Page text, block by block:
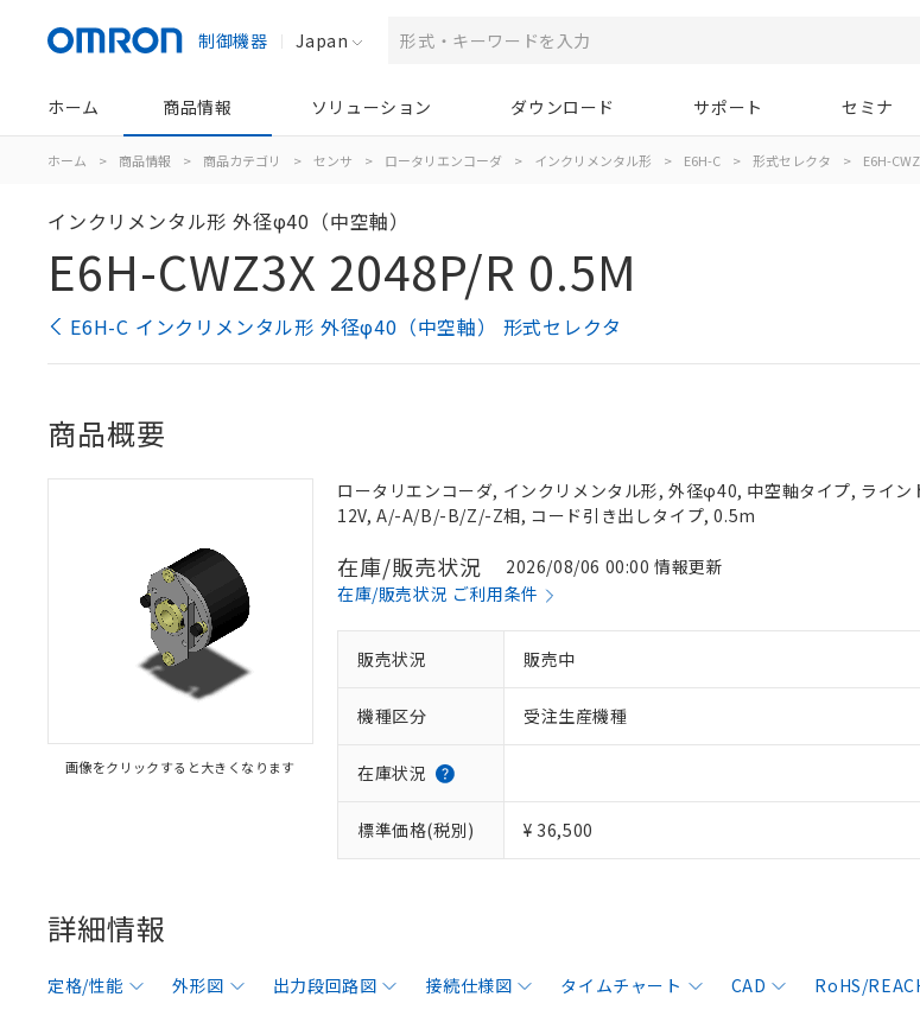
制御機器 Japan
ホーム 商品情報 ソリューション ダウンロード サポート セミナ
ホーム > 商品情報 > 商品カテゴリ > センサ > ロータリエンコーダ > インクリメンタル形 > E6H-C > 形式セレクタ > E6H-
インクリメンタル形 外径φ40（中空軸）
E6H-CWZ3X 2048P/R 0.5M
E6H-C インクリメンタル形 外径φ40（中空軸） 形式セレクタ
商品概要
画像をクリックすると大きくなります
ロータリエンコーダ, インクリメンタル形, 外径φ40, 中空軸タイプ, ライ
12V, A/-A/B/-B/Z/-Z相, コード引き出しタイプ, 0.5m
在庫/販売状況
2026/08/06 00:00 情報更新
在庫/販売状況 ご利用条件
販売状況 販売中
機種区分 受注生産機種
在庫状況
標準価格(税別) ¥ 36,500
詳細情報
定格/性能 外形図 出力段回路図 接続仕様図 タイムチャート CAD
RoHS/